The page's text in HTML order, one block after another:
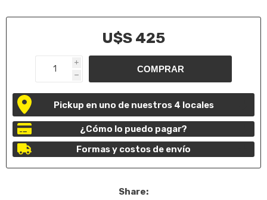
U$S 425
i
h
Pickup en uno de nuestros 4 locales
¿Cómo lo puedo pagar?
Formas y costos de envío
Share: